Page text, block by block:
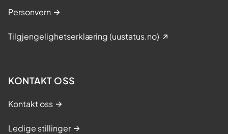
Personvern
Tilgjengelighetserklæring (uustatus.no)
KONTAKT OSS
Kontakt oss
Ledige stillinger